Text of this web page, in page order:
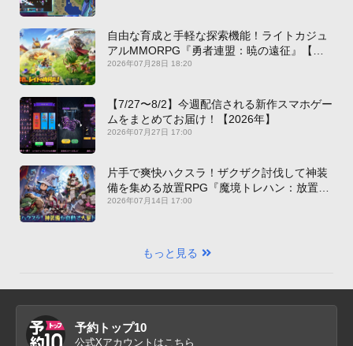
自由な育成と手軽な探索機能！ライトカジュ
アルMMORPG『勇者連盟：暁の遠征』【最
新作PICKUP】
2026年07月28日 18:20
【7/27〜8/2】今週配信される新作スマホゲー
ムをまとめてお届け！【2026年】
2026年07月27日 17:00
片手で爽快ハクスラ！ザクザク討伐して神装
備を集める放置RPG『魔境トレハン：放置で
神装備』【最新作PICKUP】
2026年07月14日 17:00
もっと見る
予約トップ10
公式Xアカウントはこちら